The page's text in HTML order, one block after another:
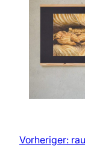
Vorheriger: